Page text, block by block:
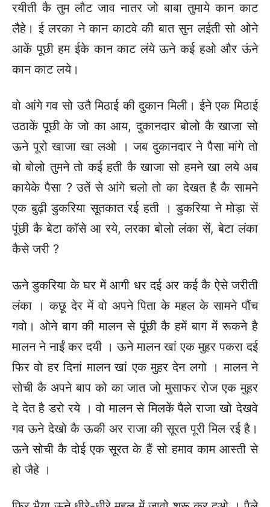
रयीती कै तुम लौट जाव नातर जो बाबा तुमाये कान काट
लैहे। ई लरका ने कान काटवे की बात सुन लईती सो ओने
आकें पूछी हम ईके कान काट लंये ऊने कई हओ और ऊंने
कान काट लये।
वो आंगे गव सो उतै मिठाई की दुकान मिली। ईने एक मिठाई
उठाकें पूछी के जो का आय, दुकानदार बोलो कै खाजा सो
ऊने पूरो खाजा खा लओ । जब दुकानदार ने पैसा मांगे तो
बो बोलो तुमने तो कई हती कै खाजा सो हमने खा लये अब
कायेके पैसा ? उतें से आंगे चलो तो का देखत है कै सामने
एक बुढ़ी डुकरिया सूतकात रई हती । डुकरिया ने मोड़ा सें
पूंछी कै बेटा कॉसे आ रये, लरका बोलो लंका सें, बेटा लंका
कैसे जरी ?
ऊने डुकरिया के घर में आगी धर दई अर कई कै ऐसे जरीती
लंका । कछू देर में वो अपने पिता के महल के सामने पौंच
गवो। ओने बाग की मालन से पूंछी कै हमें बाग में रूकने है
मालन ने नाईं कर दयी । ऊने मालन खां एक मुहर पकरा दई
फिर वो हर दिनां मालन खां एक मुहर देन लगो । मालन ने
सोची कै अपने बाप को का जात जो मुसाफर रोज एक मुहर
दे देत है डरो रये । वो मालन से मिलकें पैले राजा खो देखवे
गव ऊने देखो कै ऊकी अर राजा की सूरत पूरी मिल रई है।
ऊने सोची कै दोई एक सूरत के हैं सो हमाव काम आस्ती से
हो जैहे ।